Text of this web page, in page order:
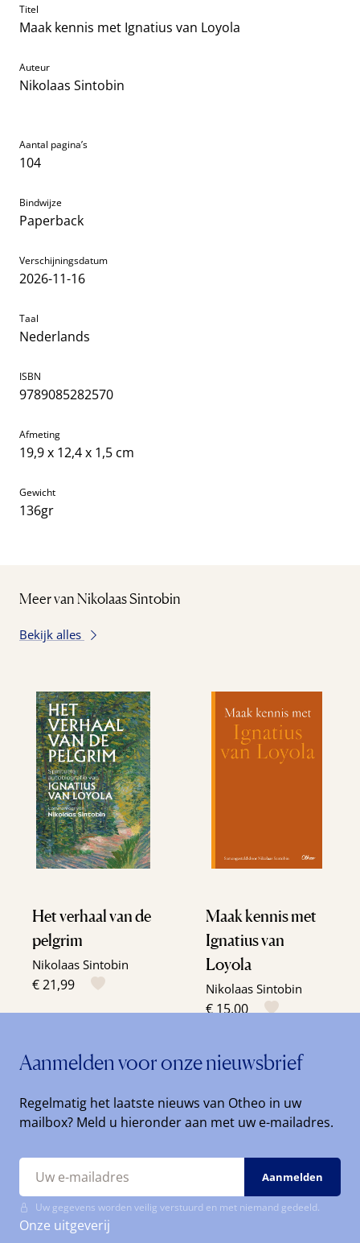
Titel
Maak kennis met Ignatius van Loyola
Auteur
Nikolaas Sintobin
Aantal pagina’s
104
Bindwijze
Paperback
Verschijningsdatum
2026-11-16
Taal
Nederlands
ISBN
9789085282570
Afmeting
19,9 x 12,4 x 1,5 cm
Gewicht
136gr
Meer van Nikolaas Sintobin
Bekijk alles
Het verhaal van de
pelgrim
Nikolaas Sintobin
€ 21,99
Maak kennis met
Ignatius van
Loyola
Nikolaas Sintobin
€ 15,00
Aanmelden voor onze nieuwsbrief
Regelmatig het laatste nieuws van Otheo in uw
mailbox? Meld u hieronder aan met uw e-mailadres.
Uw gegevens worden veilig verstuurd en met niemand gedeeld.
Onze uitgeverij